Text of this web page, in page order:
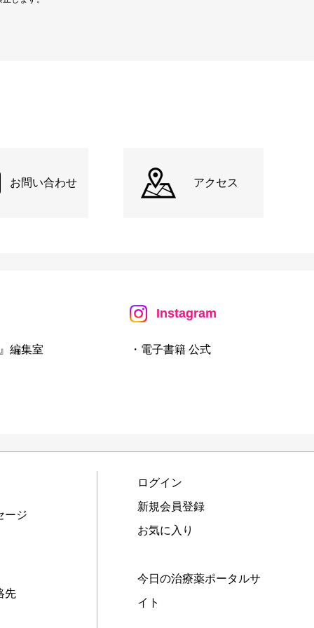
お問い合わせ アクセス
編集室
Instagram
・電子書籍 公式
ージ
先
ログイン
新規会員登録
お気に入り
今日の治療薬ポータルサ
イト